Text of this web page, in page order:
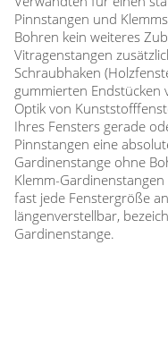
Pinnstangen und
Bohren kein weiteres
Vitragenstangen
Schraubhaken
gummierten Endstücken
Optik von
Ihres Fensters gerade
Pinnstangen eine
Gardinenstange ohne
Klemm-
fast jede Fenstergröße
längenverstellbar,
Gardinenstange.